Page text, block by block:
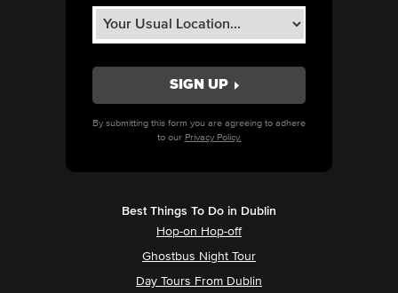
By submitting this form you are agreeing to adhere
to our Privacy Policy.
Best Things To Do in Dublin
Hop-on Hop-off
Ghostbus Night Tour
Day Tours From Dublin